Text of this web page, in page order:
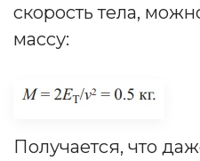
скорость тела,
массу:
Получается, что